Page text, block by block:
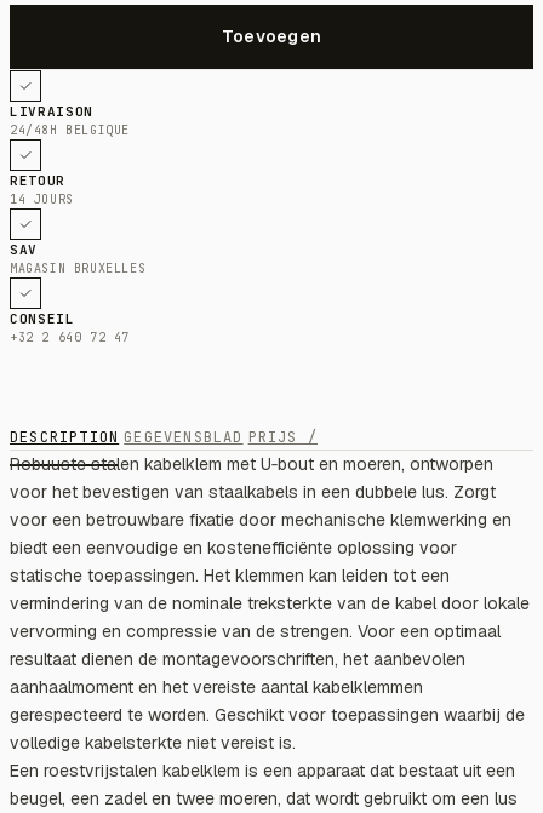
LIVRAISON
24/48H BELGIQUE
RETOUR
14 JOURS
SAV
MAGASIN BRUXELLES
CONSEIL
+32 2 640 72 47
DESCRIPTION GEGEVENSBLAD PRIJS /
Robuuste stalen kabelklem met U‑bout en moeren, ontworpen
voor het bevestigen van staalkabels in een dubbele lus. Zorgt
voor een betrouwbare fixatie door mechanische klemwerking en
biedt een eenvoudige en kostenefficiënte oplossing voor
statische toepassingen. Het klemmen kan leiden tot een
vermindering van de nominale treksterkte van de kabel door lokale
vervorming en compressie van de strengen. Voor een optimaal
resultaat dienen de montagevoorschriften, het aanbevolen
aanhaalmoment en het vereiste aantal kabelklemmen
gerespecteerd te worden. Geschikt voor toepassingen waarbij de
volledige kabelsterkte niet vereist is.
Een roestvrijstalen kabelklem is een apparaat dat bestaat uit een
beugel, een zadel en twee moeren, dat wordt gebruikt om een lus